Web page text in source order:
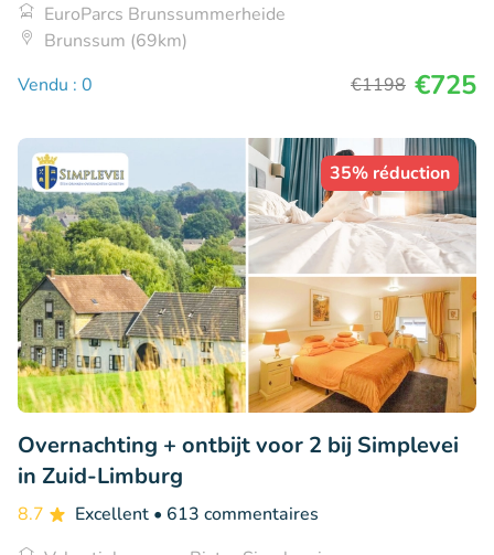
EuroParcs Brunssummerheide
Brunssum (69km)
Vendu : 0
€1198 €725
35% réduction
Overnachting + ontbijt voor 2 bij Simplevei
in Zuid-Limburg
8.7 Excellent • 613 commentaires